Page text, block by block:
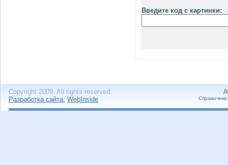
Введите код с картинки:
Copyright 2009. All rights reserved.
Разработка сайта: WebInside